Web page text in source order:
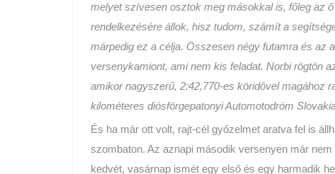
melyet szívesen osztok meg másokkal is, főleg az
rendelkezésére állok, hisz tudom, számít a
márpedig ez a célja. Összesen négy futamra és az
versenykamiont, ami nem kis feladat. Norbi rögtön
amikor nagyszerű, 2:42,770-es köridővel magához
kilométeres diósförgepatonyi Automotodróm
És ha már ott volt, rajt-cél győzelmet aratva fel is
szombaton. Az aznapi második versenyen már
kedvét, vasárnap ismét egy első és egy harmadik